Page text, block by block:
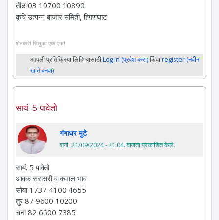
तीळ 03 10700 10890
कृषि उत्पन्न बाजार समिती, हिंगणघाट
शेतकरी तितुका एक एक!
आपली प्रतिक्रिया लिहिण्यासाठीLog in (प्रवेश करा)किंवाregister (नवीन
खाते बनवा)
सायं. 5 पावेतो
गंगाधर मुटे
शनी, 21/09/2024 - 21:04. वाजता प्रकाशित केले.
सायं. 5 पावेतो
आवक सरासरी व कमाल भाव
सोया 1737 4100 4655
तुर 87 9600 10200
चना 82 6600 7385